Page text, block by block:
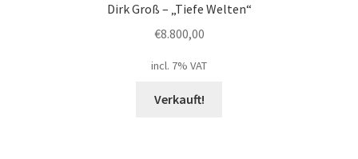
Dirk Groß – „Tiefe Welten“
€8.800,00
incl. 7% VAT
Verkauft!